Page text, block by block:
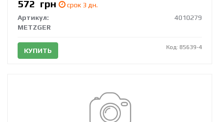
572 грн
срок 3 дн.
Артикул:
4010279
METZGER
КУПИТЬ Код: 85639-4